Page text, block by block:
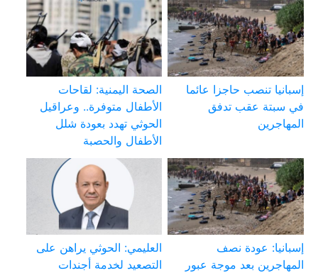
إسبانيا تنصب حاجزا عائما
في سبتة عقب تدفق
المهاجرين
الصحة اليمنية: لقاحات
الأطفال متوفرة.. وعراقيل
الحوثي تهدد بعودة شلل
الأطفال والحصبة
إسبانيا: عودة نصف
المهاجرين بعد موجة عبور
العليمي: الحوثي يراهن على
التصعيد لخدمة أجندات